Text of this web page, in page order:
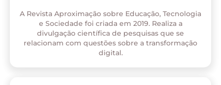
A Revista Aproximação sobre Educação, Tecnologia
e Sociedade foi criada em 2019. Realiza a
divulgação científica de pesquisas que se
relacionam com questões sobre a transformação
digital.